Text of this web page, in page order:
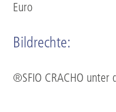
Euro
Bildrechte:
®SFIO CRACHO unter